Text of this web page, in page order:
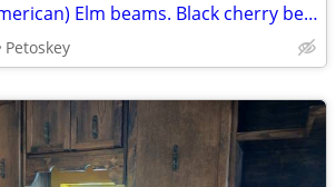
White(American) Elm beams. Black cherry beams
Petoskey